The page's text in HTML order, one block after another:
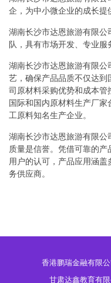
企，为中小微企业的成长提
湖南长沙市达恩旅游有限公
队，具有市场开发、专业服
湖南长沙市达恩旅游有限
艺，确保产品品质不仅达
司原材料采购优势和成本
国际和国内原材料生产厂
工原料知名生产企业。
湖南长沙市达恩旅游有限公
质量是信誉。凭借可靠的
用户的认可，产品应用涵
务供应商。
香港鹏瑞金融有限公
甘肃达鑫教育有限